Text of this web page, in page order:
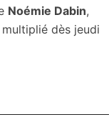
Noémie Dabin,
dès jeudi